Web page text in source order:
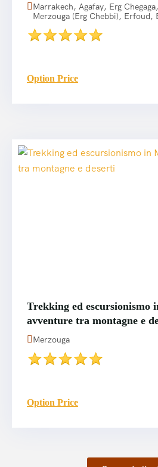
Marrakech, Agafay, Erg
Merzouga (Erg Chebbi), Erfoud,
Option Price
Trekking ed escursionismo
avventure tra montagne e
Merzouga
Option Price